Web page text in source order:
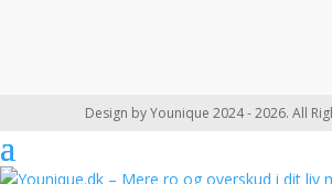
Design by Younique 2024 - 2026. All